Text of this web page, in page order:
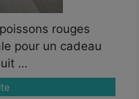
rouges
pour un cadeau
…